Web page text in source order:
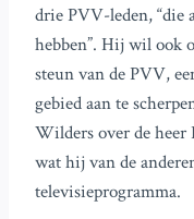
drie PVV-leden, “die
hebben”. Hij wil ook
steun van de PVV,
gebied aan te
Wilders over de heer
wat hij van de
televisieprogramma.